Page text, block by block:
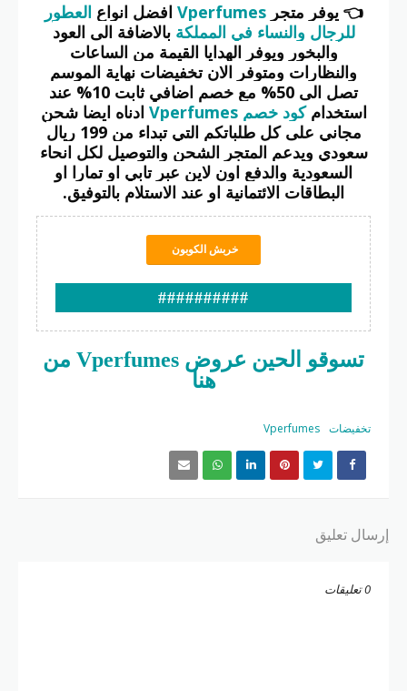
👈يوفر متجرVperfumes افضل انواع العطور
للرجال والنساء في المملكة بالاضافة الى العود
والبخور ويوفر الهدايا القيمة من الساعات
والنظارات ومتوفر الان تخفيضات نهاية الموسم
تصل الى 50% مع خصم اضافي ثابت 10% عند
استخدامكود خصمVperfumes ادناه ايضا شحن
مجاني على كل طلباتكم التي تبداء من 199 ريال
سعودي ويدعم المتجر الشحن والتوصيل لكل انحاء
السعودية والدفع اون لاين عبر تابي او تمارا او
البطاقات الائتمانية او عند الاستلام بالتوفيق.
خربش الكوبون
##########
تسوقو الحين عروض Vperfumes من
هنا
تخفيضات Vperfumes
إرسال تعليق
0 تعليقات